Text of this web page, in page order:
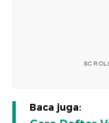
Baca juga: